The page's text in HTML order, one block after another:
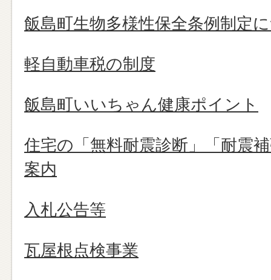
飯島町生物多様性保全条例制定
軽自動車税の制度
飯島町いいちゃん健康ポイント
住宅の「無料耐震診断」「耐震
案内
入札公告等
瓦屋根点検事業